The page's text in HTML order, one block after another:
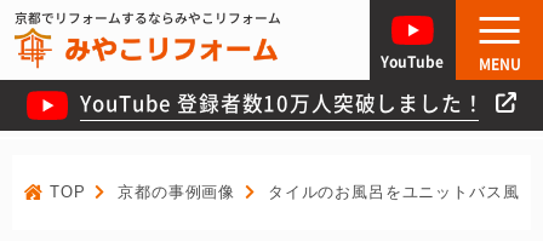
京都でリフォームするならみやこリフォーム
YouTube 登録者数10万人突破しました！
YouTube MENU
TOP 京都の事例画像 タイルのお風呂をユニットバス風